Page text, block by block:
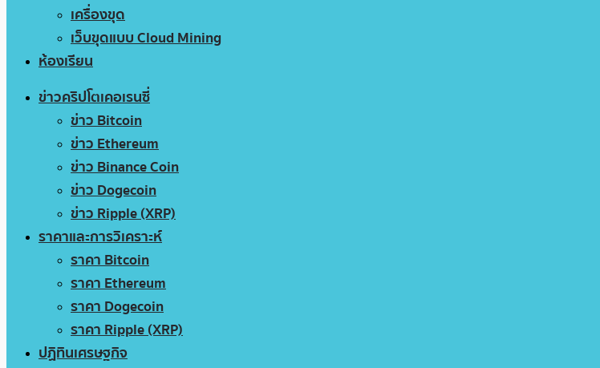
เครื่องขุด
เว็บขุดแบบ Cloud Mining
ห้องเรียน
ข่าวคริปโตเคอเรนซี่
ข่าว Bitcoin
ข่าว Ethereum
ข่าว Binance Coin
ข่าว Dogecoin
ข่าว Ripple (XRP)
ราคาและการวิเคราะห์
ราคา Bitcoin
ราคา Ethereum
ราคา Dogecoin
ราคา Ripple (XRP)
ปฏิทินเศรษฐกิจ